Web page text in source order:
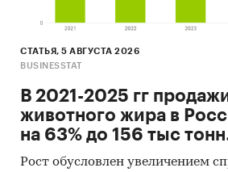
мобильных приложений
Анализ ТОП-5 мобильных
магазинов одежды по
Программы и меры гос.
отрасли в России
Оценка факторов
привлекательности рынка
СТАТЬЯ, 5 АВГУСТА 2026
BUSINESSTAT
В 2021-2025 гг
животного жира в
на 63% до 156 тыс
Рост обусловлен увеличением